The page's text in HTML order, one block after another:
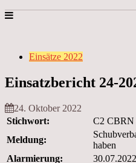
Einsätze 2022
Einsatzbericht 24-
24. Oktober 2022
Stichwort:
C2 CBRN
Meldung:
haben
Alarmierung: